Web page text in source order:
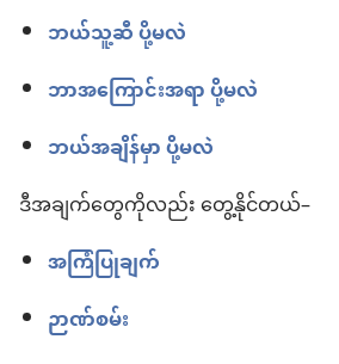
ဘယ်သူ့ဆီ ပို့မလဲ
ဘာအကြောင်းအရာ ပို့မလဲ
ဘယ်အချိန်မှာ ပို့မလဲ
ဒီအချက်တွေကိုလည်း တွေ့နိုင်တယ်–
အကြံပြုချက်
ဉာဏ်စမ်း